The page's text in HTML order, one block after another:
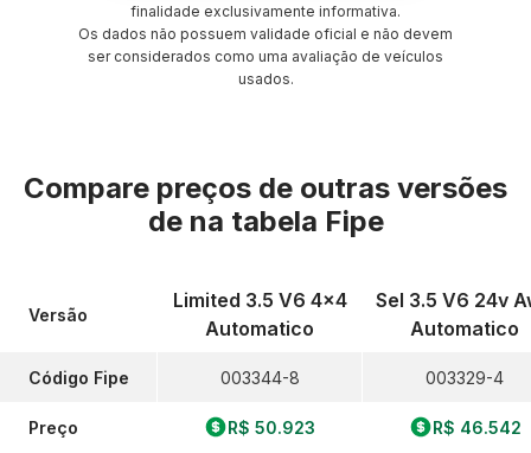
finalidade exclusivamente informativa.
Os dados não possuem validade oficial e não devem
ser considerados como uma avaliação de veículos
usados.
Compare preços de outras versões
de na tabela Fipe
Versão
Código Fipe
Preço
Limited 3.5 V6 4x4
Automatico
003344-8
R$ 50.923
Sel 3.5 V6 24v
Automatico
003329-4
R$ 46.542